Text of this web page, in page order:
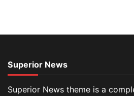
Superior News
Superior News theme is a